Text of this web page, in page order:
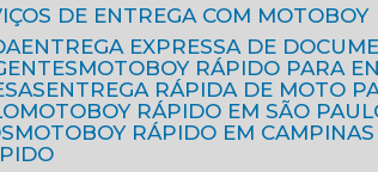
DE ENTREGA COM MOTOBOY
ENTREGA EXPRESSA DE
MOTOBOY RÁPIDO PARA
ENTREGA RÁPIDA DE MOTO
MOTOBOY RÁPIDO EM SÃO
MOTOBOY RÁPIDO EM CAMPINAS